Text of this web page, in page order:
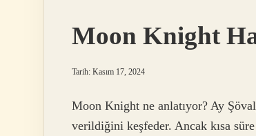
Moon Knight
Tarih: Kasım 17, 2024
Moon Knight ne anlatıyor? Ay
verildiğini keşfeder. Ancak kısa